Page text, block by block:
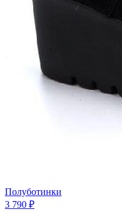
Полуботинки
3 790 ₽